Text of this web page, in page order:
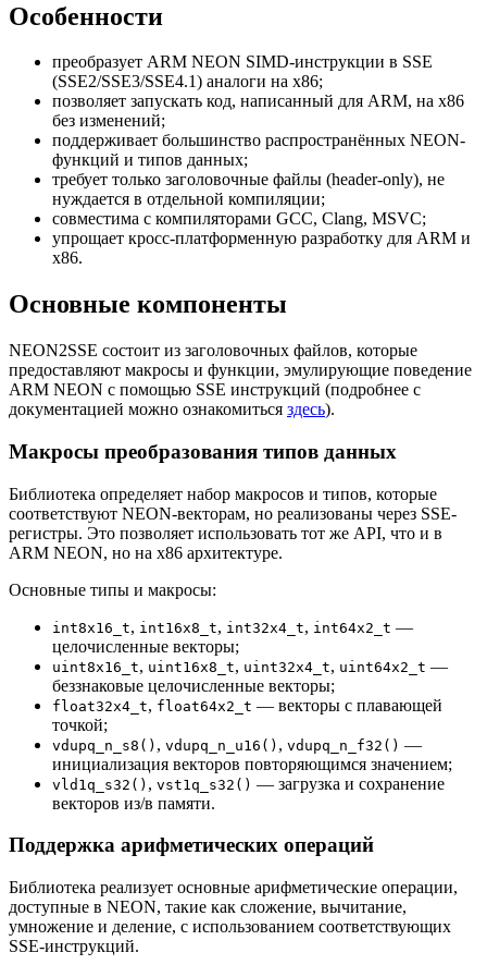
Особенности
преобразует ARM NEON SIMD-инструкции в SSE
(SSE2/SSE3/SSE4.1) аналоги на x86;
позволяет запускать код, написанный для ARM, на x86
без изменений;
поддерживает большинство распространённых NEON-
функций и типов данных;
требует только заголовочные файлы (header-only), не
нуждается в отдельной компиляции;
совместима с компиляторами GCC, Clang, MSVC;
упрощает кросс-платформенную разработку для ARM и
x86.
Основные компоненты
NEON2SSE состоит из заголовочных файлов, которые
предоставляют макросы и функции, эмулирующие поведение
ARM NEON с помощью SSE инструкций (подробнее с
документацией можно ознакомиться здесь).
Макросы преобразования типов данных
Библиотека определяет набор макросов и типов, которые
соответствуют NEON-векторам, но реализованы через SSE-
регистры. Это позволяет использовать тот же API, что и в
ARM NEON, но на x86 архитектуре.
Основные типы и макросы:
int8x16_t, int16x8_t, int32x4_t, int64x2_t —
целочисленные векторы;
uint8x16_t, uint16x8_t, uint32x4_t, uint64x2_t —
беззнаковые целочисленные векторы;
float32x4_t, float64x2_t — векторы с плавающей
точкой;
vdupq_n_s8() , vdupq_n_u16() , vdupq_n_f32() —
инициализация векторов повторяющимся значением;
vld1q_s32() , vst1q_s32() — загрузка и сохранение
векторов из/в памяти.
Поддержка арифметических операций
Библиотека реализует основные арифметические операции,
доступные в NEON, такие как сложение, вычитание,
умножение и деление, с использованием соответствующих
SSE-инструкций.